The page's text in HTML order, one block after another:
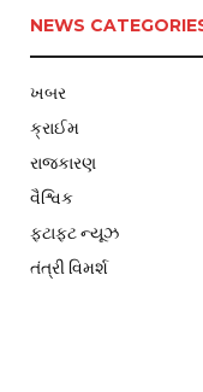
NEWS
ખબર
ક્રાઈમ
રાજકારણ
વૈશ્વિક
ફટાફટ ન્યૂઝ
તંત્રી વિમર્શ